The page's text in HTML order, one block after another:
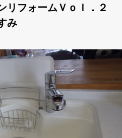
リフォームＶｏｌ．２
み